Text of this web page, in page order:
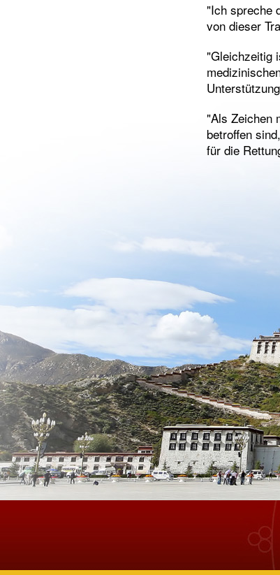
"Ich spreche
von dieser
"Gleichzeitig
"Als Zeichen
betroffen
für die